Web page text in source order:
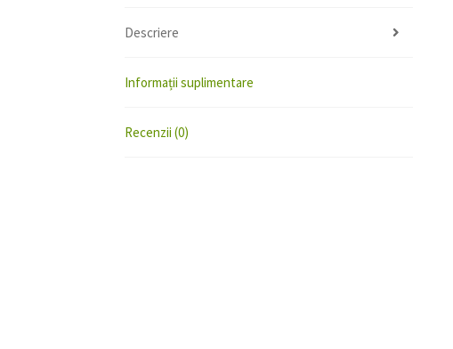
Descriere
Informații suplimentare
Recenzii (0)